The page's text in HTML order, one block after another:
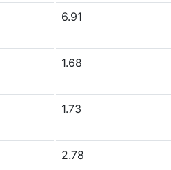
6.91
1.68
1.73
2.78